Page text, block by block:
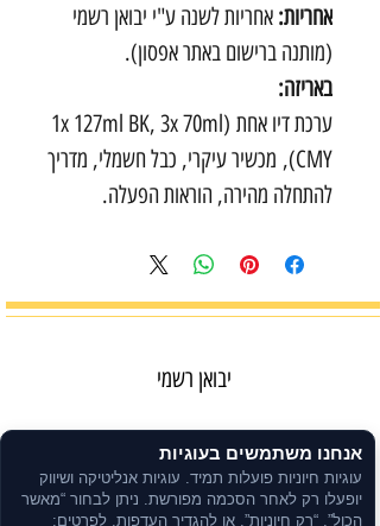
אחריות: אחריות לשנה ע"י יבואן רשמי
(מותנה ברישום באתר אפסון).
באריזה:
ערכת דיו אחת (1x 127ml BK, 3x 70ml
CMY), מכשיר עיקרי, כבל חשמלי, מדריך
להתחלה מהירה, הוראות הפעלה.
יבואן רשמי
קנייה בטוחה
תשלום מאובטח
אנחנו משתמשים בעוגיות
עוגיות חיוניות פועלות תמיד. עוגיות אנליטיקה ושיווק
יופעלו רק לאחר הסכמה מפורשת. ניתן לבחור “מאשר
הכול”, “רק חיוניות”, או להגדיר העדפות. לפרטים: